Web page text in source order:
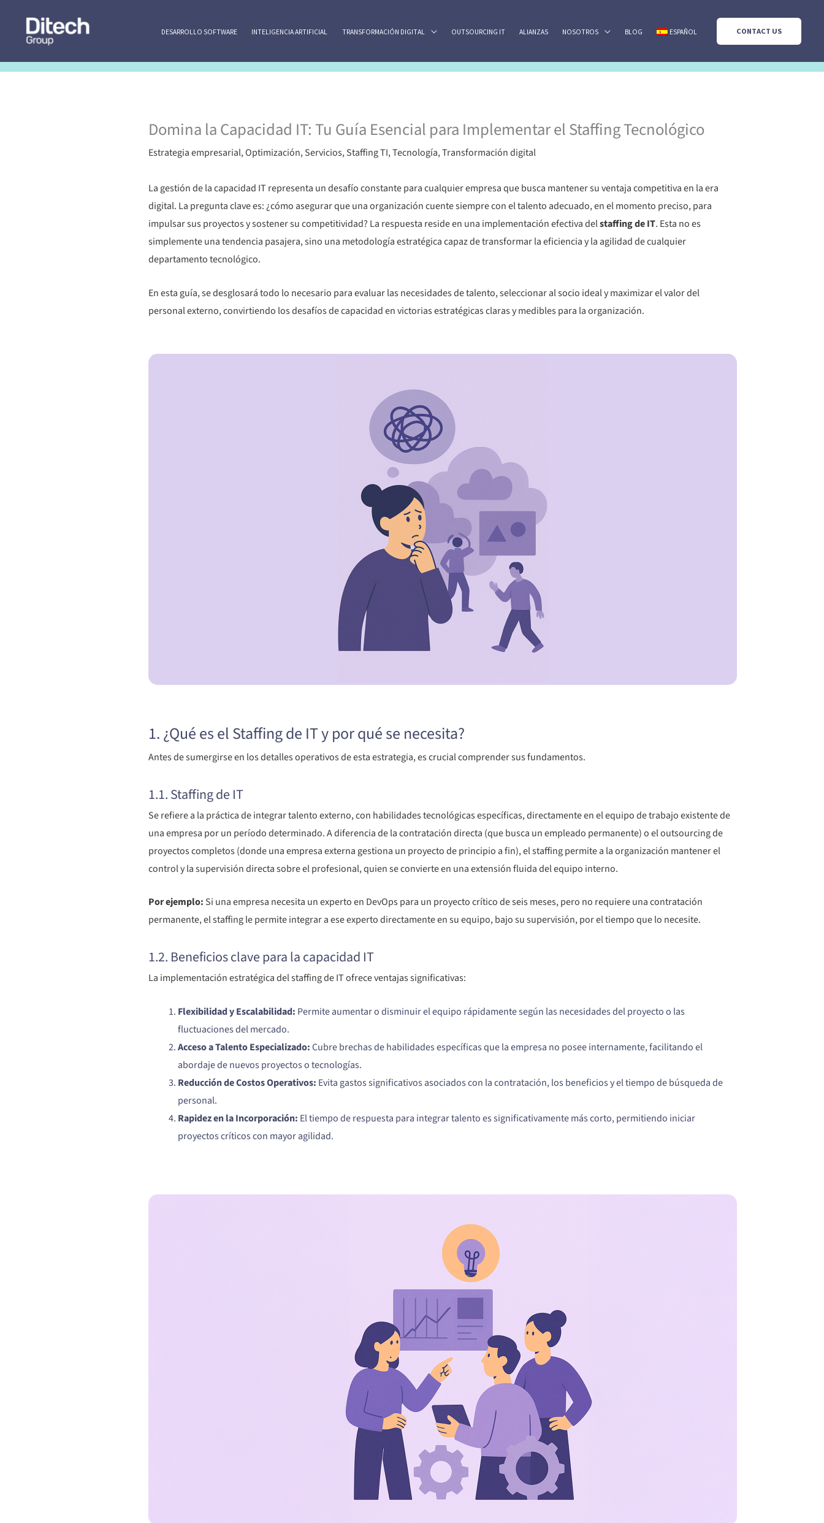
contenido
DESARROLLO SOFTWARE INTELIGENCIA ARTIFICIAL TRANSFORMACIÓN DIGITAL OUTSOURCING IT ALIANZAS NOSOTROS BLOG ESPAÑOL CONTACT US
Domina la Capacidad IT: Tu Guía Esencial para Implementar el Staffing Tecnológico
Estrategia empresarial,Optimización,Servicios,Staffing TI,Tecnología,Transformación digital
La gestión de la capacidad IT representa un desafío constante para cualquier empresa que busca mantener su ventaja competitiva en la era
digital. La pregunta clave es: ¿cómo asegurar que una organización cuente siempre con el talento adecuado, en el momento preciso, para
impulsar sus proyectos y sostener su competitividad? La respuesta reside en una implementación efectiva delstaffing de IT. Esta no es
simplemente una tendencia pasajera, sino una metodología estratégica capaz de transformar la eficiencia y la agilidad de cualquier
departamento tecnológico.
En esta guía, se desglosará todo lo necesario para evaluar las necesidades de talento, seleccionar al socio ideal y maximizar el valor del
personal externo, convirtiendo los desafíos de capacidad en victorias estratégicas claras y medibles para la organización.
1. ¿Qué es el Staffing de IT y por qué se necesita?
Antes de sumergirse en los detalles operativos de esta estrategia, es crucial comprender sus fundamentos.
1.1. Staffing de IT
Se refiere a la práctica de integrar talento externo, con habilidades tecnológicas específicas, directamente en el equipo de trabajo existente de
una empresa por un período determinado. A diferencia de la contratación directa (que busca un empleado permanente) o el outsourcing de
proyectos completos (donde una empresa externa gestiona un proyecto de principio a fin), el staffing permite a la organización mantener el
control y la supervisión directa sobre el profesional, quien se convierte en una extensión fluida del equipo interno.
Por ejemplo: Si una empresa necesita un experto en DevOps para un proyecto crítico de seis meses, pero no requiere una contratación
permanente, el staffing le permite integrar a ese experto directamente en su equipo, bajo su supervisión, por el tiempo que lo necesite.
1.2. Beneficios clave para la capacidad IT
La implementación estratégica del staffing de IT ofrece ventajas significativas:
Flexibilidad y Escalabilidad: Permite aumentar o disminuir el equipo rápidamente según las necesidades del proyecto o las
fluctuaciones del mercado.
Acceso a Talento Especializado:Cubre brechas de habilidades específicas que la empresa no posee internamente, facilitando el
abordaje de nuevos proyectos o tecnologías.
Reducción de Costos Operativos: Evita gastos significativos asociados con la contratación, los beneficios y el tiempo de búsqueda de
personal.
Rapidez en la Incorporación: El tiempo de respuesta para integrar talento es significativamente más corto, permitiendo iniciar
proyectos críticos con mayor agilidad.